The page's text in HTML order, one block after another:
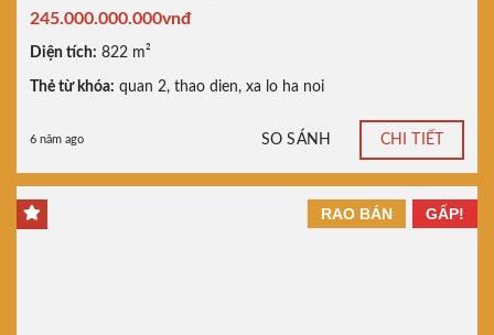
245.000.000.000vnđ
Diện tích: 822 m²
Thẻ từ khóa: quan 2, thao dien, xa lo ha noi
6 năm ago SO SÁNH CHI TIẾT
GẤP!
RAO BÁN